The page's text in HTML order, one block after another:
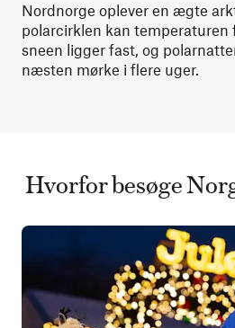
Nordnorge oplever en ægte
polarcirklen kan temperaturen
sneen ligger fast, og
næsten mørke i flere uger.
Hvorfor besøge